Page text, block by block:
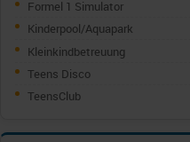
Formel 1 Simulator
Kinderpool/Aquapark
Kleinkindbetreuung
Teens Disco
TeensClub